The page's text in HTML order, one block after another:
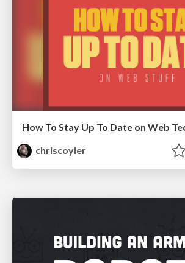
How To Stay Up To Date on Web
chriscoyier